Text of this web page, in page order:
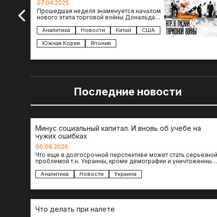
07.04.2025
Прошедшая неделя знаменуется началом
нового этапа торговой войны Дональда
импорта из более 100 стран…
Аналитика Новости Китай
США
Южная Корея
Япония
Последние новости
Минус социальный капитал. И вновь об учебе на
чужих ошибках
06.08.2026
Что еще в долгосрочной перспективе может стать серьезной
проблемой т.н. Украины, кроме демографии и уничтоженных
Аналитика Новости Украина
Что делать при налете